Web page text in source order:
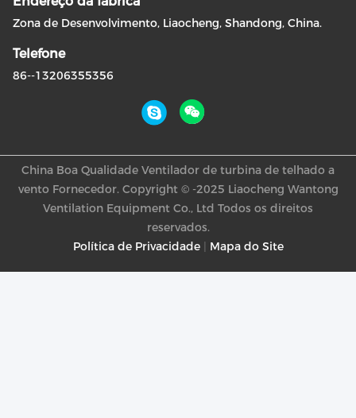
Zona de Desenvolvimento, Liaocheng, Shandong, China.
Telefone
86--13206355356
Política de Privacidade| Mapa do Site
China Boa Qualidade Ventilador de turbina de telhado a
vento Fornecedor. Copyright © -2025 Liaocheng Wantong
Ventilation Equipment Co., Ltd Todos os direitos
reservados.